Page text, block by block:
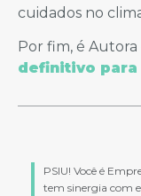
cuidados no
Por fim, é Autora
definitivo para
PSIU! Você é
tem sinergia com